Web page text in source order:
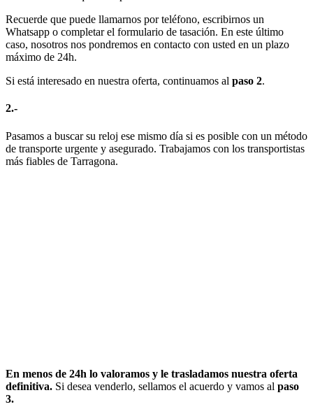
Recuerde que puede llamarnos por teléfono, escribirnos un
Whatsapp o completar el formulario de tasación. En este último
caso, nosotros nos pondremos en contacto con usted en un plazo
máximo de 24h.
Si está interesado en nuestra oferta, continuamos al paso 2.
2.-
Pasamos a buscar su reloj ese mismo día si es posible con un método
de transporte urgente y asegurado. Trabajamos con los transportistas
más fiables de Tarragona.
En menos de 24h lo valoramos y le trasladamos nuestra oferta
definitiva. Si desea venderlo, sellamos el acuerdo y vamos al paso
3.